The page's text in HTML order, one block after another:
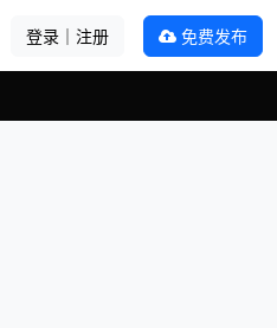
登录｜注册 免费发布